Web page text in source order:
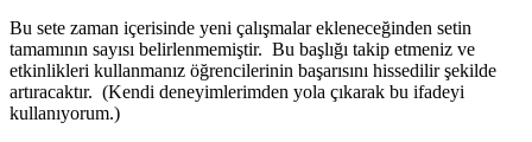
Bu sete zaman içerisinde yeni çalışmalar ekleneceğinden setin
tamamının sayısı belirlenmemiştir. Bu başlığı takip etmeniz ve
etkinlikleri kullanmanız öğrencilerinin başarısını hissedilir şekilde
artıracaktır. (Kendi deneyimlerimden yola çıkarak bu ifadeyi
kullanıyorum.)